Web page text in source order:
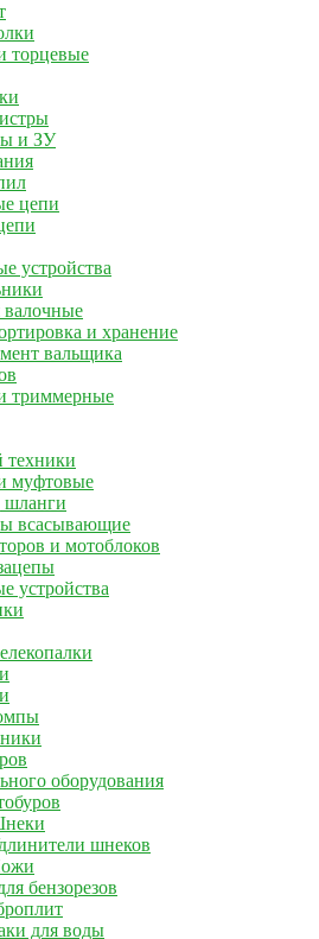
торцевые
и ЗУ
цепи
устройства
и хранение
вальщика
триммерные
техники
муфтовые
шланги
всасывающие
и мотоблоков
устройства
оборудования
шнеков
бензорезов
для воды